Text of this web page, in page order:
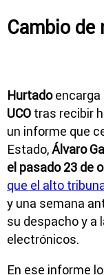
Cambio de
Hurtadoencarga
UCO tras recibir
un informe que
Estado,Álvaro
el pasado 23 de
que el alto
y una semana
su despacho y a
electrónicos.
En ese informe